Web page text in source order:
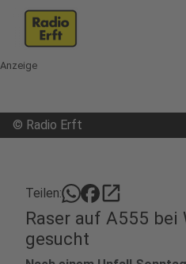
Anzeige
© Radio Erft
Teilen: open_in_new
Raser auf A555 bei
gesucht